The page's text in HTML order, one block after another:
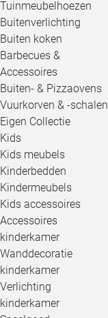
Tuinmeubelhoezen
Buitenverlichting
Buiten koken
Barbecues &
Accessoires
Buiten- & Pizzaovens
Vuurkorven & -schalen
Eigen Collectie
Kids
Kids meubels
Kinderbedden
Kindermeubels
Kids accessoires
Accessoires
kinderkamer
Wanddecoratie
kinderkamer
Verlichting
kinderkamer